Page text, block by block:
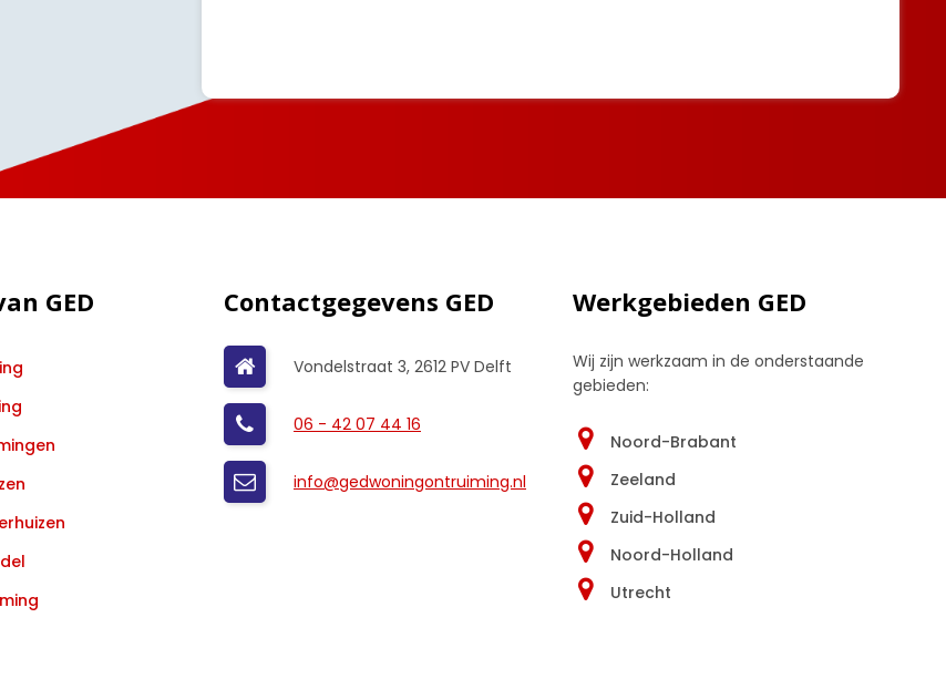
GED Contactgegevens GED
Vondelstraat 3, 2612 PV Delft
06 - 42 07 44 16
info@gedwoningontruiming.nl
Werkgebieden GED
Wij zijn werkzaam in de onderstaande
gebieden:
Noord-Brabant
Zeeland
Zuid-Holland
Noord-Holland
Utrecht